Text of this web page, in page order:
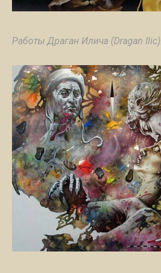
Работы Драган Илича (Dragan Ilic).